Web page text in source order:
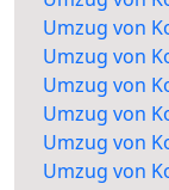
Umzug von
Umzug von
Umzug von
Umzug von
Umzug von
Umzug von